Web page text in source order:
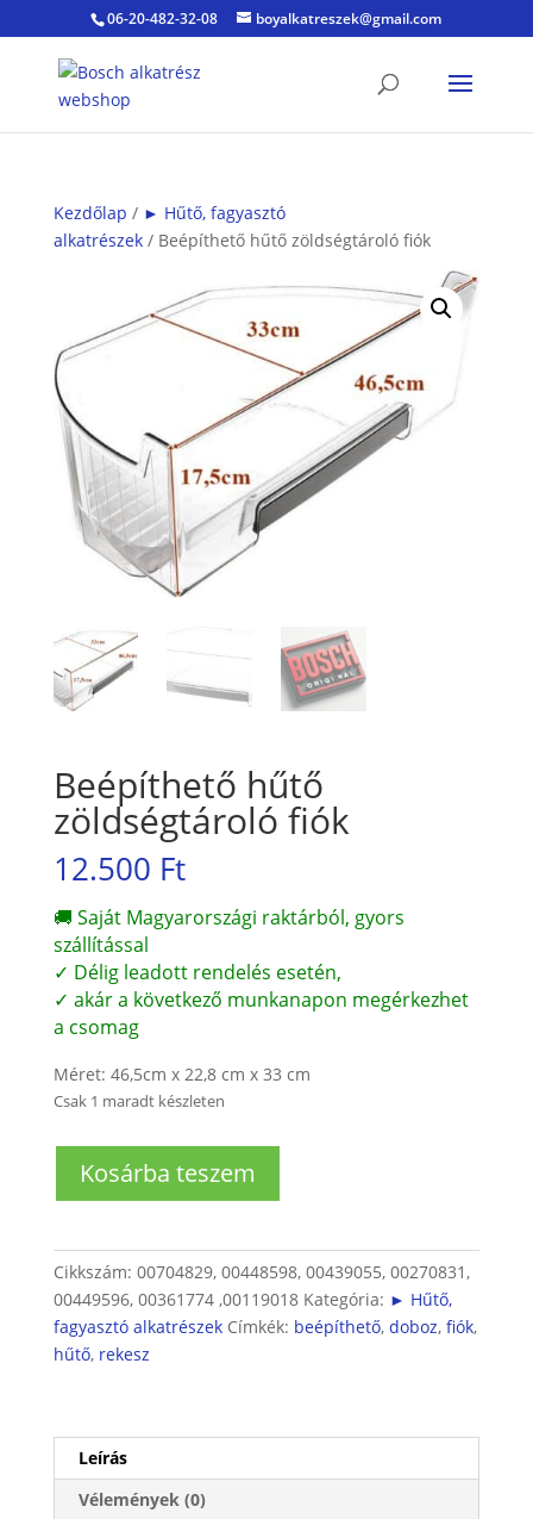
06-20-482-32-08 boyalkatreszek@gmail.com
Kezdőlap / ► Hűtő, fagyasztó
alkatrészek/ Beépíthető hűtő zöldségtároló fiók
Beépíthető hűtő
zöldségtároló fiók
12.500 Ft
🚚 Saját Magyarországi raktárból, gyors
szállítással
✓ Délig leadott rendelés esetén,
✓ akár a következő munkanapon megérkezhet
a csomag
Méret: 46,5cm x 22,8 cm x 33 cm
Csak 1 maradt készleten
hűtő
mennyiség
Kosárba teszem
Cikkszám: 00704829, 00448598, 00439055, 00270831,
00449596, 00361774 ,00119018 Kategória: ► Hűtő,
fagyasztó alkatrészek Címkék: beépíthető, doboz, fiók,
hűtő, rekesz
Leírás
Vélemények (0)